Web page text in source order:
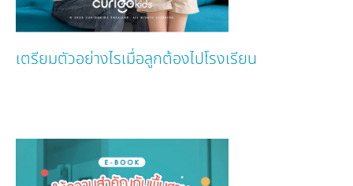
เตรียมตัวอย่างไรเมื่อลูกต้องไปโรงเรียน